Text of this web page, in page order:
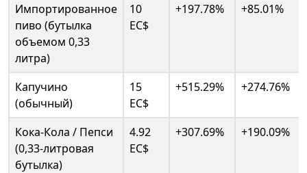
Импортированное
пиво (бутылка
объемом 0,33
литра)
10
EC$
+197.78% +85.01%
Капучино
(обычный)
15
EC$
+515.29% +274.76%
Кока-Кола / Пепси
(0,33-литровая
бутылка)
4.92
EC$
+307.69% +190.09%